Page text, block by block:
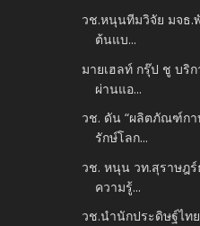
วช.หนุนทีมวิจัย มจธ.
ต้นแบ...
มายเฮลท์ กรุ๊ป ชู บริ
ผ่านแอ...
วช. ดัน “ผลิตภัณฑ์ก
รักษ์โลก...
วช. หนุน วท.สุราษฎ
ความรู้...
วช.นำนักประดิษฐ์ไท